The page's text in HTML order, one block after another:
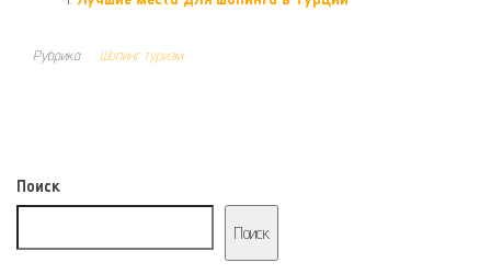
Рубрика Шопинг туризм
Поиск
Поиск